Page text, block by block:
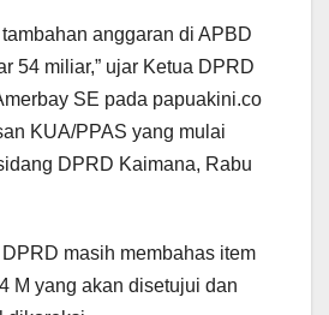
anggaran di APBD
54 miliar,” ujar Ketua DPRD
SE pada papuakini.co
KUA/PPAS yang mulai
DPRD Kaimana, Rabu
masih membahas item
M yang akan disetujui dan